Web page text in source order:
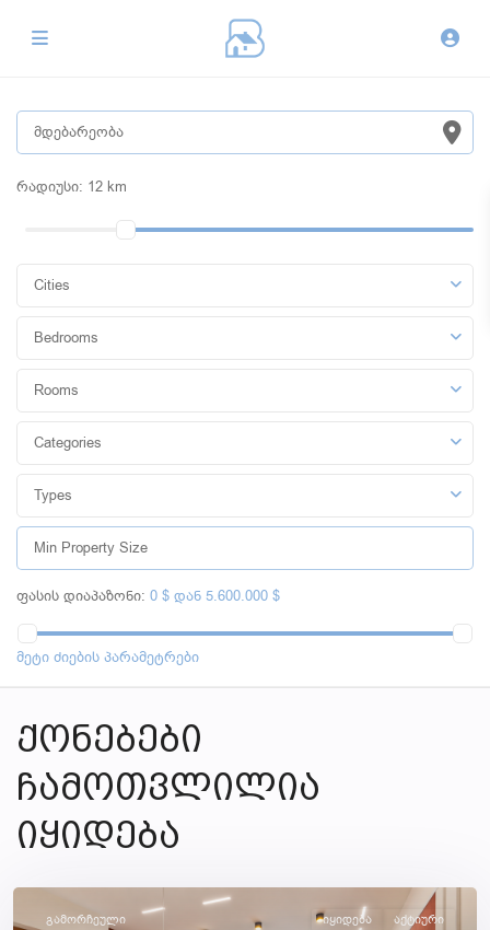
რადიუსი: 12 km
Cities
Bedrooms
Rooms
Categories
Types
ფასის დიაპაზონი: 0 $ დან 5.600.000 $
მეტი ძიების პარამეტრები
ქონებები
ჩამოთვლილია
იყიდება
გამორჩეული იყიდება Აქტიური